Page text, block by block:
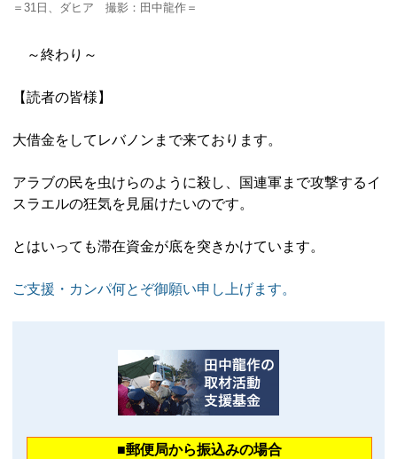
＝31日、ダヒア 撮影：田中龍作＝
～終わり～
【読者の皆様】
大借金をしてレバノンまで来ております。
アラブの民を虫けらのように殺し、国連軍まで攻撃するイ
スラエルの狂気を見届けたいのです。
とはいっても滞在資金が底を突きかけています。
ご支援・カンパ何とぞ御願い申し上げます。
■郵便局から振込みの場合